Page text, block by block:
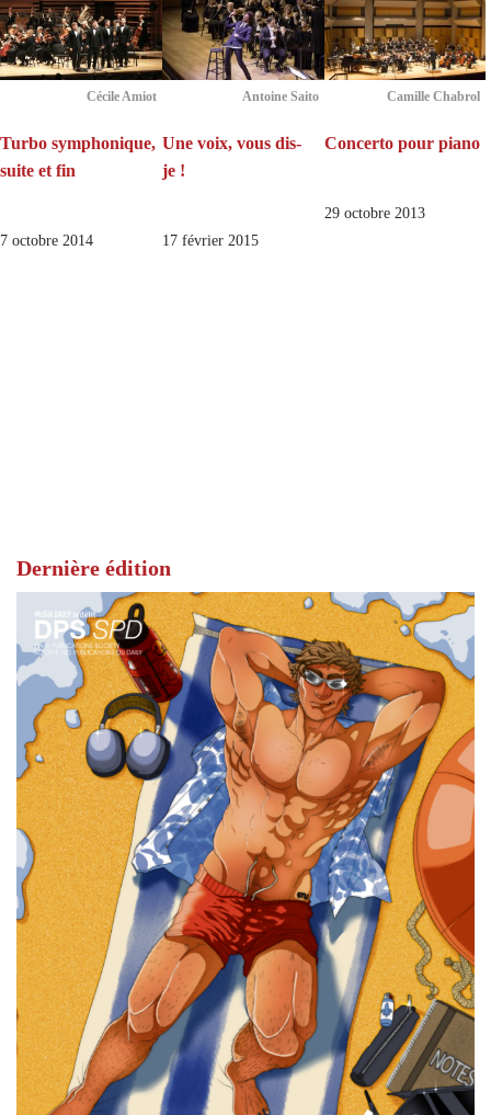
Cécile Amiot
Turbo symphonique,
suite et fin
7 octobre 2014
Antoine Saito
Une voix, vous dis-
je !
17 février 2015
Camille Chabrol
Concerto pour piano
29 octobre 2013
Dernière édition